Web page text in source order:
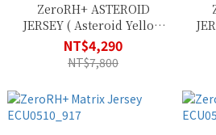
ZeroRH+ ASTEROID
JERSEY ( Asteroid Yellow
Fluo ) ECU0628_45P
NT$4,290
NT$7,800